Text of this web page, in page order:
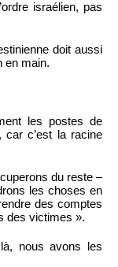
israélien, pas
doit aussi
en main.
les postes de
car c’est la racine
du reste –
les choses en
des comptes
des victimes ».
nous avons les